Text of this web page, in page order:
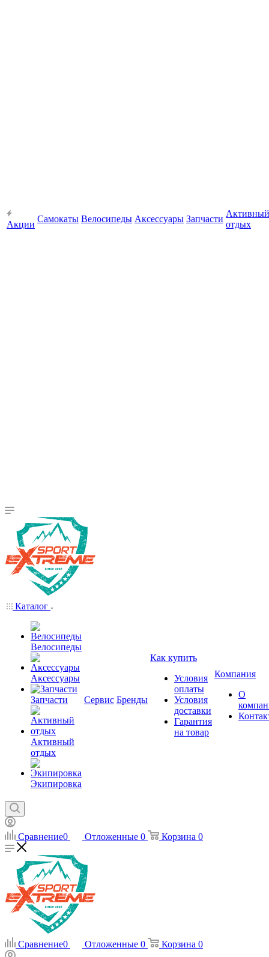
Акции
Самокаты Велосипеды Аксессуары Запчасти
Активный
отдых
Каталог
Велосипеды
Аксессуары
Запчасти
Активный
отдых
Экипировка
Сервис Бренды
Как купить
Условия
оплаты
Условия
доставки
Гарантия
на товар
Компания
О
Сравнение0 Отложенные 0 Корзина 0
Сравнение0 Отложенные 0 Корзина 0